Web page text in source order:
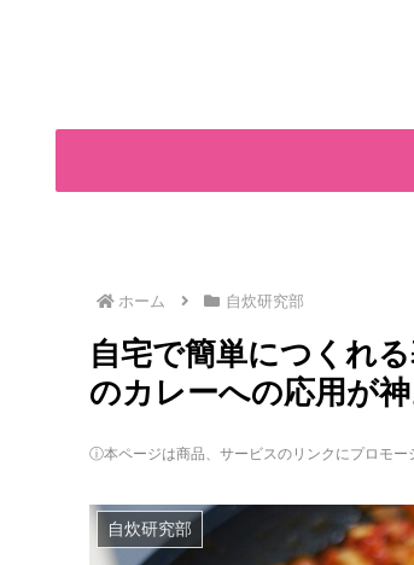
ホーム 自炊研究部
自宅で簡単につくれ
のカレーへの応用が神
ⓘ本ページは商品、サービスのリンクにプロモー
自炊研究部